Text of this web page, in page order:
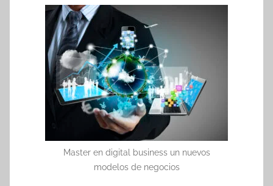
Master en digital business un nuevos
modelos de negocios